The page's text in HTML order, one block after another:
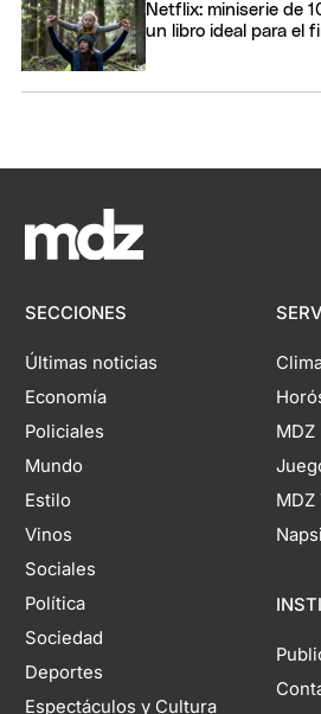
Netflix: miniserie de
un libro ideal para el
SECCIONES
Últimas noticias
Economía
Policiales
Mundo
Estilo
Vinos
Sociales
Política
Sociedad
Deportes
Espectáculos y Cultura
MDZ
MDZ